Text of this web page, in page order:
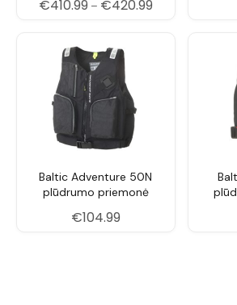
€410.99 – €420.99
Baltic Adventure 50N
plūdrumo priemonė
€104.99